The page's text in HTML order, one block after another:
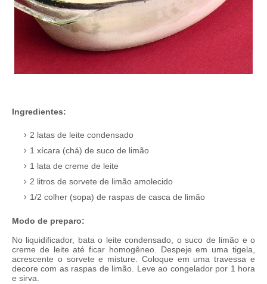
Ingredientes:
2 latas de leite condensado
1 xícara (chá) de suco de limão
1 lata de creme de leite
2 litros de sorvete de limão amolecido
1/2 colher (sopa) de raspas de casca de limão
Modo de preparo:
No liquidificador, bata o leite condensado, o suco de limão e o
creme de leite até ficar homogêneo. Despeje em uma tigela,
acrescente o sorvete e misture. Coloque em uma travessa e
decore com as raspas de limão. Leve ao congelador por 1 hora
e sirva.